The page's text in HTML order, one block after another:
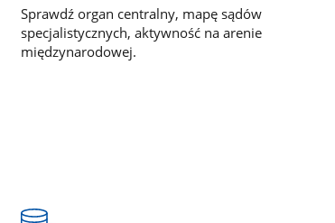
Sprawdź organ centralny, mapę sądów
specjalistycznych, aktywność na arenie
międzynarodowej.